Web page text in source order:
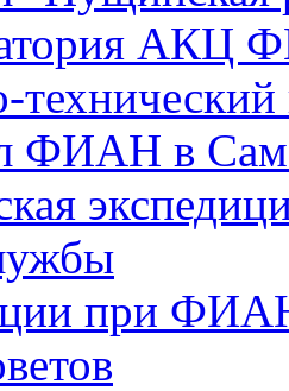
АКЦ
ФИАН в
при